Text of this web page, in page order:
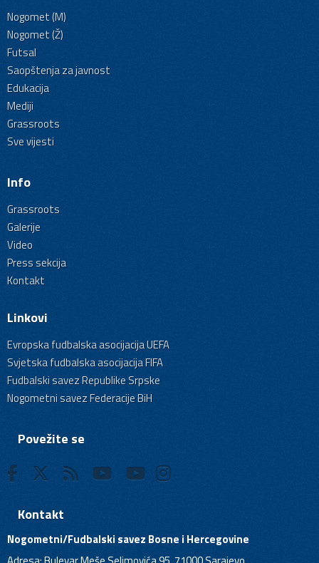
Nogomet (M)
Nogomet (Ž)
Futsal
Saopštenja za javnost
Edukacija
Mediji
Grassroots
Sve vijesti
Info
Grassroots
Galerije
Video
Press sekcija
Kontakt
Linkovi
Evropska fudbalska asocijacija UEFA
Svjetska fudbalska asocijacija FIFA
Fudbalski savez Republike Srpske
Nogometni savez Federacije BiH
Povežite se
Kontakt
Nogometni/Fudbalski savez Bosne i Hercegovine